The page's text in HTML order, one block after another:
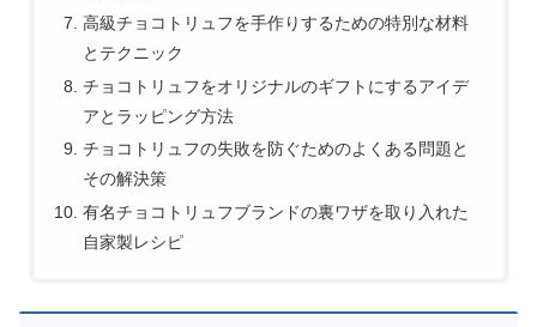
高級チョコトリュフを手作りするための特別な材料
とテクニック
チョコトリュフをオリジナルのギフトにするアイデ
アとラッピング方法
チョコトリュフの失敗を防ぐためのよくある問題と
その解決策
有名チョコトリュフブランドの裏ワザを取り入れた
自家製レシピ